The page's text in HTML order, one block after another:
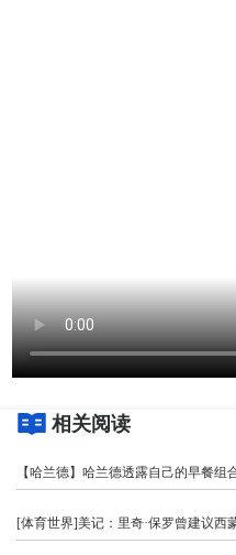
相关阅读
【哈兰德】哈兰德透露自己的早餐
[体育世界]美记：里奇·保罗曾建议西